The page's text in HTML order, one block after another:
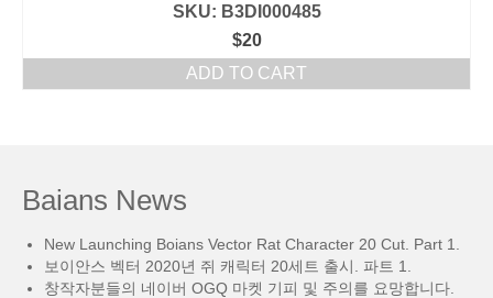
SKU: B3DI000485
$20
ADD TO CART
Baians News
New Launching Boians Vector Rat Character 20 Cut. Part 1.
보이안스 벡터 2020년 쥐 캐릭터 20세트 출시. 파트 1.
창작자분들의 네이버 OGQ 마켓 기피 및 주의를 요망합니다.